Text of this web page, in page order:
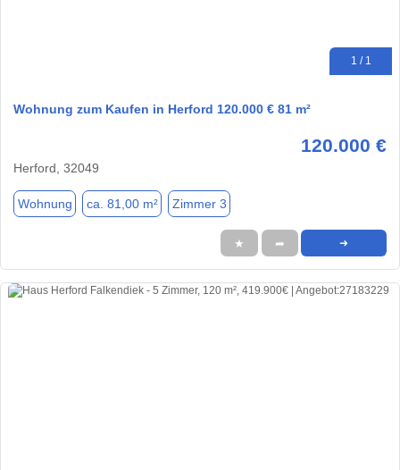
1 / 1
Wohnung zum Kaufen in Herford 120.000 € 81 m²
120.000 €
Herford, 32049
Wohnung ca. 81,00 m² Zimmer 3
★ ➦ ➜